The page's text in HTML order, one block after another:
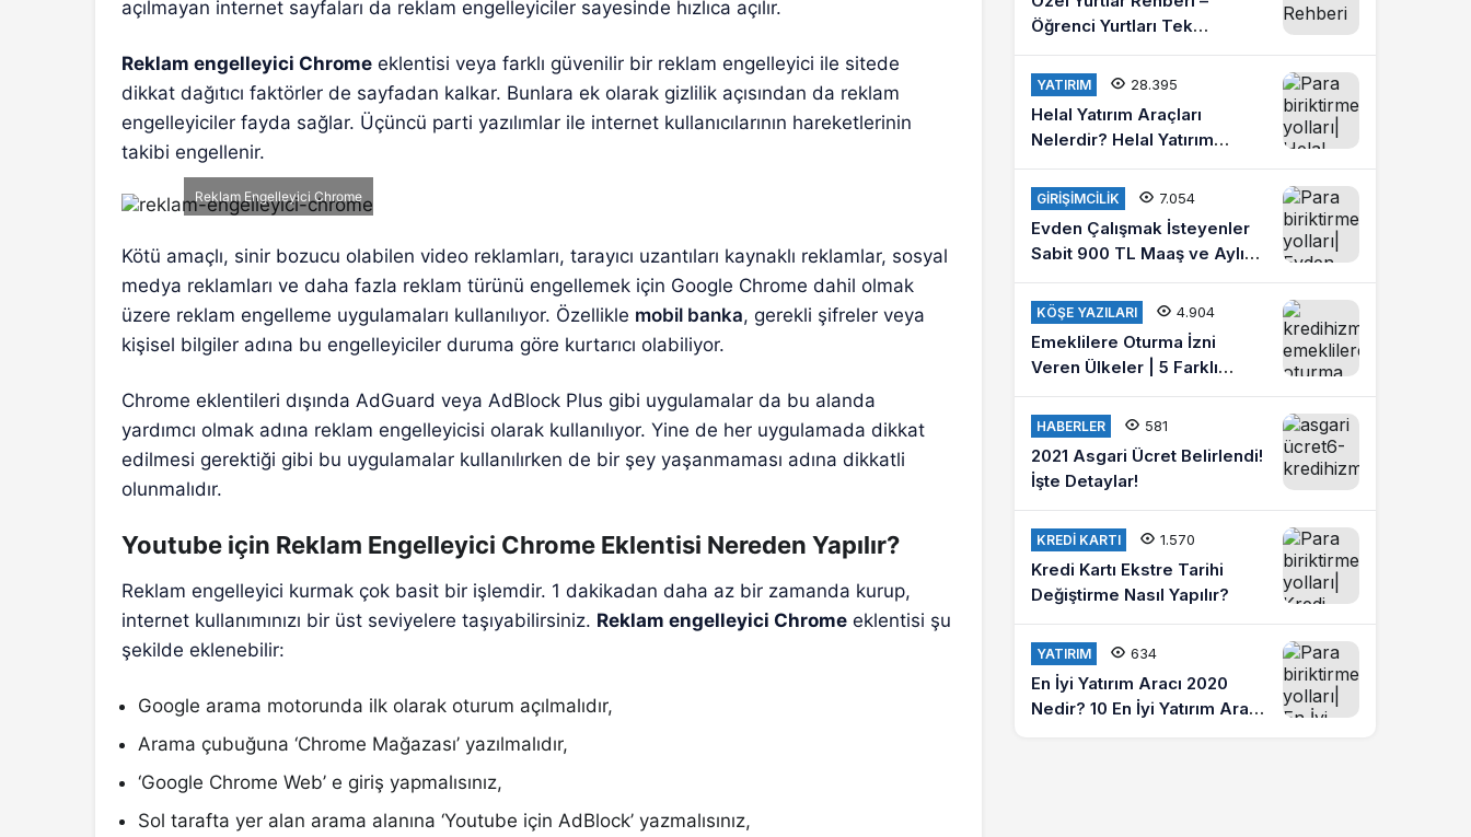
açılmayan internet sayfaları da reklam engelleyiciler sayesinde hızlıca açılır.
Reklam engelleyici Chrome eklentisi veya farklı güvenilir bir reklam engelleyici ile sitede
dikkat dağıtıcı faktörler de sayfadan kalkar. Bunlara ek olarak gizlilik açısından da reklam
engelleyiciler fayda sağlar. Üçüncü parti yazılımlar ile internet kullanıcılarının hareketlerinin
takibi engellenir.
Reklam Engelleyici Chrome
Kötü amaçlı, sinir bozucu olabilen video reklamları, tarayıcı uzantıları kaynaklı reklamlar, sosyal
medya reklamları ve daha fazla reklam türünü engellemek için Google Chrome dahil olmak
üzere reklam engelleme uygulamaları kullanılıyor. Özellikle mobil banka, gerekli şifreler veya
kişisel bilgiler adına bu engelleyiciler duruma göre kurtarıcı olabiliyor.
Chrome eklentileri dışında AdGuard veya AdBlock Plus gibi uygulamalar da bu alanda
yardımcı olmak adına reklam engelleyicisi olarak kullanılıyor. Yine de her uygulamada dikkat
edilmesi gerektiği gibi bu uygulamalar kullanılırken de bir şey yaşanmaması adına dikkatli
olunmalıdır.
Youtube için Reklam Engelleyici Chrome Eklentisi Nereden Yapılır?
Reklam engelleyici kurmak çok basit bir işlemdir. 1 dakikadan daha az bir zamanda kurup,
internet kullanımınızı bir üst seviyelere taşıyabilirsiniz. Reklam engelleyici Chrome eklentisi şu
şekilde eklenebilir:
Google arama motorunda ilk olarak oturum açılmalıdır,
Arama çubuğuna ‘Chrome Mağazası’ yazılmalıdır,
‘Google Chrome Web’ e giriş yapmalısınız,
Sol tarafta yer alan arama alanına ‘Youtube için AdBlock’ yazmalısınız,
Öğrenci Yurtları Tek
Platformda
YATIRIM 28.395
Helal Yatırım Araçları
Nelerdir? Helal Yatırım
Yapmak İstiyorum Diyenlere
Tavsiyeler?
GIRIŞIMCILIK 7.054
Evden Çalışmak İsteyenler
Sabit 900 TL Maaş ve Aylık
4 Bin Lira Kazanmak İster
misiniz?
KÖŞE YAZILARI 4.904
Emeklilere Oturma İzni
Veren Ülkeler | 5 Farklı
Ülkede Emeklilik Hayatı
Yaşayın
HABERLER 581
2021 Asgari Ücret Belirlendi!
İşte Detaylar!
KREDI KARTI 1.570
Kredi Kartı Ekstre Tarihi
Değiştirme Nasıl Yapılır?
YATIRIM 634
En İyi Yatırım Aracı 2020
Nedir? 10 En İyi Yatırım Aracı